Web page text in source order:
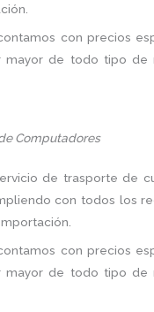
con precios
mayor de todo tipo de
Computadores
de trasporte de
con todos los
con precios
mayor de todo tipo de